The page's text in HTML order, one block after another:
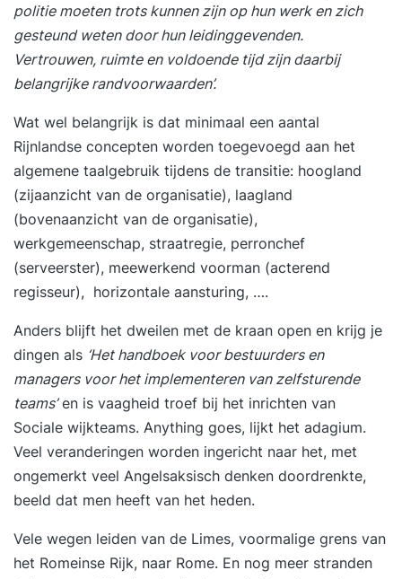
politie moeten trots kunnen zijn op hun werk en zich
gesteund weten door hun leidinggevenden.
Vertrouwen, ruimte en voldoende tijd zijn daarbij
belangrijke randvoorwaarden’.
Wat wel belangrijk is dat minimaal een aantal
Rijnlandse concepten worden toegevoegd aan het
algemene taalgebruik tijdens de transitie: hoogland
(zijaanzicht van de organisatie), laagland
(bovenaanzicht van de organisatie),
werkgemeenschap, straatregie, perronchef
(serveerster), meewerkend voorman (acterend
regisseur), horizontale aansturing, ….
Anders blijft het dweilen met de kraan open en krijg je
dingen als ‘Het handboek voor bestuurders en
managers voor het implementeren van zelfsturende
teams’en is vaagheid troef bij het inrichten van
Sociale wijkteams. Anything goes, lijkt het adagium.
Veel veranderingen worden ingericht naar het, met
ongemerkt veel Angelsaksisch denken doordrenkte,
beeld dat men heeft van het heden.
Vele wegen leiden van de Limes, voormalige grens van
het Romeinse Rijk, naar Rome. En nog meer stranden